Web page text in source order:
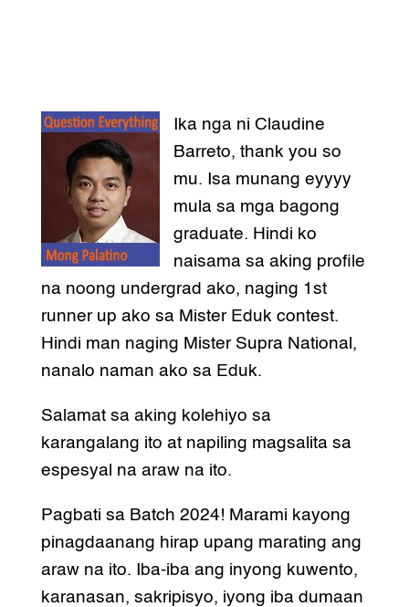
Ika nga ni Claudine
Barreto, thank you so
mu. Isa munang eyyyy
mula sa mga bagong
graduate. Hindi ko
naisama sa aking profile
na noong undergrad ako, naging 1st
runner up ako sa Mister Eduk contest.
Hindi man naging Mister Supra National,
nanalo naman ako sa Eduk.
Salamat sa aking kolehiyo sa
karangalang ito at napiling magsalita sa
espesyal na araw na ito.
Pagbati sa Batch 2024! Marami kayong
pinagdaanang hirap upang marating ang
araw na ito. Iba-iba ang inyong kuwento,
karanasan, sakripisyo, iyong iba dumaan